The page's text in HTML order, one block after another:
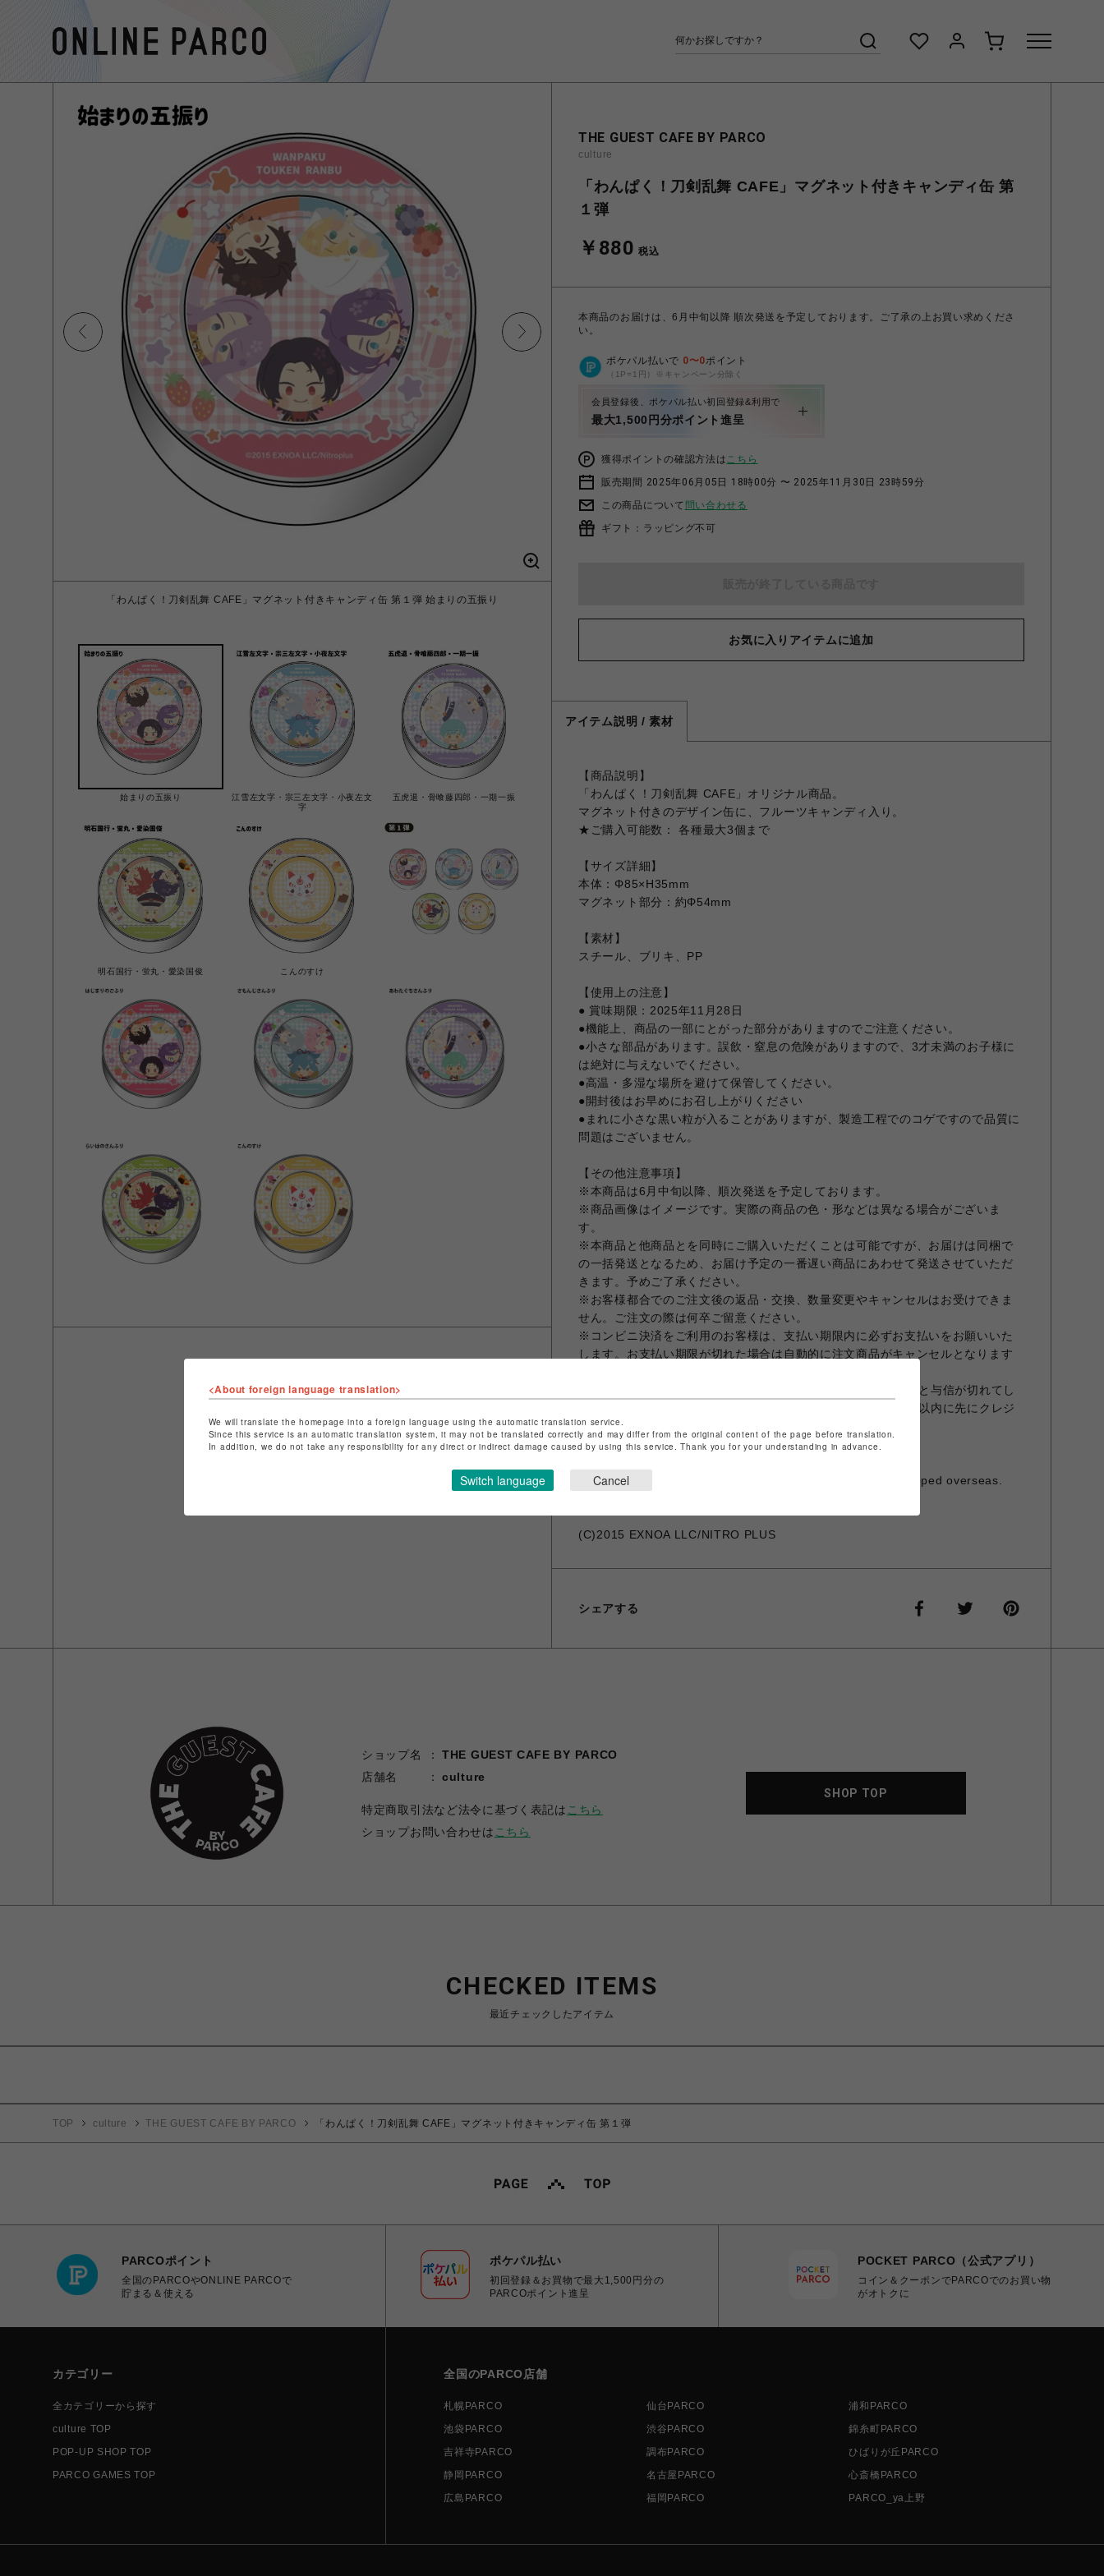
「わんぱく！刀剣乱舞 CAFE」マグネット付きキャンディ缶 第１弾 始まりの五振り
始まりの五振り
江雪左文字・宗三左文字・小夜左文
字
五虎退・骨喰藤四郎・一期一振
明石国行・蛍丸・愛染国俊 こんのすけ
THE GUEST CAFE BY PARCO
culture
「わんぱく！刀剣乱舞 CAFE」マグネット付きキャンディ缶 第
１弾
￥880 税込
本商品のお届けは、6月中旬以降 順次発送を予定しております。ご了承の上お買い求めくださ
い。
ポケパル払いで 0〜0ポイント
（1P=1円）※キャンペーン分除く
会員登録後、ポケパル払い初回登録&利用で
最大1,500円分ポイント進呈
獲得ポイントの確認方法はこちら
販売期間 2025年06月05日 18時00分 〜 2025年11月30日 23時59分
この商品について 問い合わせる
ギフト：ラッピング不可
お気に入りアイテムに追加
アイテム説明 / 素材
【商品説明】
「わんぱく！刀剣乱舞 CAFE」オリジナル商品。
マグネット付きのデザイン缶に、フルーツキャンディ入り。
★ご購入可能数： 各種最大3個まで
【サイズ詳細】
本体：Φ85×H35mm
マグネット部分：約Φ54mm
【素材】
スチール、ブリキ、PP
【使用上の注意】
● 賞味期限：2025年11月28日
●機能上、商品の一部にとがった部分がありますのでご注意ください。
●小さな部品があります。誤飲・窒息の危険がありますので、3才未満のお子様に
は絶対に与えないでください。
●高温・多湿な場所を避けて保管してください。
●開封後はお早めにお召し上がりください
●まれに小さな黒い粒が入ることがありますが、製造工程でのコゲですので品質に
問題はございません。
【その他注意事項】
※本商品は6月中旬以降、順次発送を予定しております。
※商品画像はイメージです。実際の商品の色・形などは異なる場合がございま
す。
※本商品と他商品とを同時にご購入いただくことは可能ですが、お届けは同梱で
の一括発送となるため、お届け予定の一番遅い商品にあわせて発送させていただ
きます。予めご了承ください。
※お客様都合でのご注文後の返品・交換、数量変更やキャンセルはお受けできま
せん。ご注文の際は何卒ご留意ください。
※コンビニ決済をご利用のお客様は、支払い期限内に必ずお支払いをお願いいた
します。お支払い期限が切れた場合は自動的に注文商品がキャンセルとなります
※クレジットカード決済の場合、オーダーから30日を超えますと与信が切れてし
まう場合がございますため、商品発送前でもオーダーから30日以内に先にクレジ
ット決済をさせていただきますこと、予めご了承願います。
※お届け日の日時指定は承っておりません。
※海外発送は対応しておりません。 -This item cannot be shipped overseas.
(C)2015 EXNOA LLC/NITRO PLUS
シェアする
ショップ名
THE GUEST CAFE BY PARCO
店舗名
culture
特定商取引法など法令に基づく表記は こちら
ショップお問い合わせは こちら
SHOP TOP
CHECKED ITEMS
最近チェックしたアイテム
TOP culture THE GUEST CAFE BY PARCO 「わんぱく！刀剣乱舞 CAFE」マグネット付きキャンディ缶 第１弾
PARCOポイント
全国のPARCOやONLINE PARCOで
貯まる＆使える
ポケパル払い
初回登録＆お買物で最大1,500円分の
PARCOポイント進呈
POCKET PARCO（公式アプリ）
コイン＆クーポンでPARCOでのお買い物
がオトクに
カテゴリー
全カテゴリーから探す
culture TOP
POP-UP SHOP TOP
PARCO GAMES TOP
全国のPARCO店舗
札幌PARCO 仙台PARCO
浦和PARCO
池袋PARCO
渋谷PARCO
錦糸町PARCO
吉祥寺PARCO
調布PARCO
ひばりが丘PARCO
静岡PARCO
名古屋PARCO
心斎橋PARCO
広島PARCO
福岡PARCO PARCO_ya上野
<About foreign language translation>
We will translate the homepage into a foreign language using the automatic translation service.
Since this service is an automatic translation system, it may not be translated correctly and may differ from the original content of the page before translation.
In addition, we do not take any responsibility for any direct or indirect damage caused by using this service. Thank you for your understanding in advance.
Switch language Cancel